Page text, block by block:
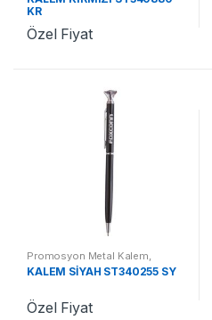
KR
Özel Fiyat
Promosyon Metal Kalem
Promosyon Kalemler
KALEM SİYAH ST340255 SY
Özel Fiyat